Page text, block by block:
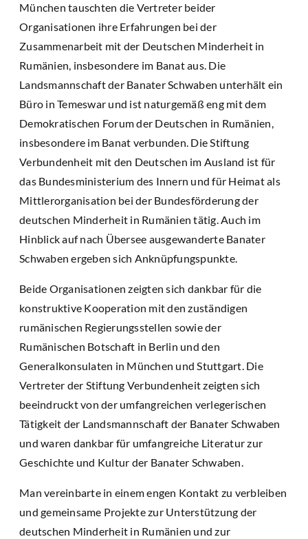
München tauschten die Vertreter beider
Organisationen ihre Erfahrungen bei der
Zusammenarbeit mit der Deutschen Minderheit in
Rumänien, insbesondere im Banat aus. Die
Landsmannschaft der Banater Schwaben unterhält ein
Büro in Temeswar und ist naturgemäß eng mit dem
Demokratischen Forum der Deutschen in Rumänien,
insbesondere im Banat verbunden. Die Stiftung
Verbundenheit mit den Deutschen im Ausland ist für
das Bundesministerium des Innern und für Heimat als
Mittlerorganisation bei der Bundesförderung der
deutschen Minderheit in Rumänien tätig. Auch im
Hinblick auf nach Übersee ausgewanderte Banater
Schwaben ergeben sich Anknüpfungspunkte.
Beide Organisationen zeigten sich dankbar für die
konstruktive Kooperation mit den zuständigen
rumänischen Regierungsstellen sowie der
Rumänischen Botschaft in Berlin und den
Generalkonsulaten in München und Stuttgart. Die
Vertreter der Stiftung Verbundenheit zeigten sich
beeindruckt von der umfangreichen verlegerischen
Tätigkeit der Landsmannschaft der Banater Schwaben
und waren dankbar für umfangreiche Literatur zur
Geschichte und Kultur der Banater Schwaben.
Man vereinbarte in einem engen Kontakt zu verbleiben
und gemeinsame Projekte zur Unterstützung der
deutschen Minderheit in Rumänien und zur